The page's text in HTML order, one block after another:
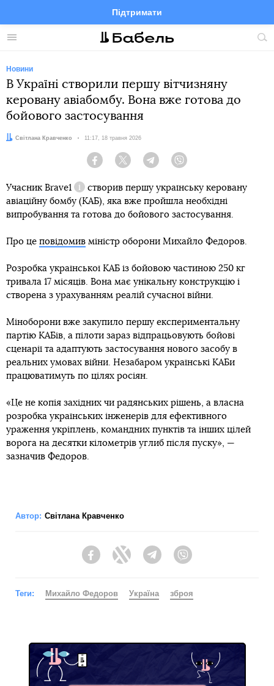
Меню
Підтримати
FacebookTelegramTwitter
Новини
В Україні створили першу вітчизняну
керовану авіабомбу. Вона вже готова до
бойового застосування
Автор:
Світлана Кравченко Дата:
11:17, 18 травня 2026
Facebook Twitter Telegram
Учасник Brave1
Довідка
створив першу українську керовану
авіаційну бомбу (КАБ), яка вже пройшла необхідні
випробування та готова до бойового застосування.
Про це повідомив міністр оборони Михайло Федоров.
Розробка української КАБ із бойовою частиною 250 кг
тривала 17 місяців. Вона має унікальну конструкцію і
створена з урахуванням реалій сучасної війни.
Міноборони вже закупило першу експериментальну
партію КАБів, а пілоти зараз відпрацьовують бойові
сценарії та адаптують застосування нового засобу в
реальних умовах війни. Незабаром українські КАБи
працюватимуть по цілях росіян.
«Це не копія західних чи радянських рішень, а власна
розробка українських інженерів для ефективного
ураження укріплень, командних пунктів та інших цілей
ворога на десятки кілометрів углиб після пуску», —
зазначив Федоров.
Автор: Світлана Кравченко
FacebookTwitter Telegram
Теги: Михайло Федоров Україна зброя